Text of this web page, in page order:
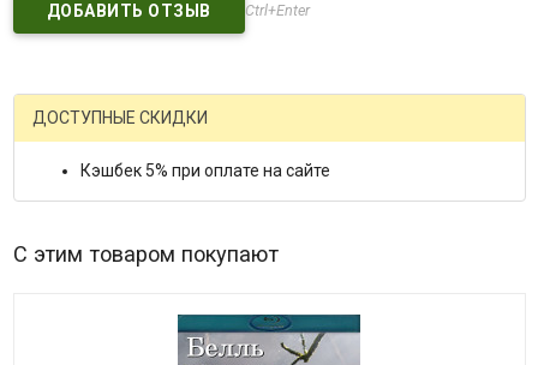
Ctrl+Enter
ДОСТУПНЫЕ СКИДКИ
Кэшбек 5% при оплате на сайте
С этим товаром покупают